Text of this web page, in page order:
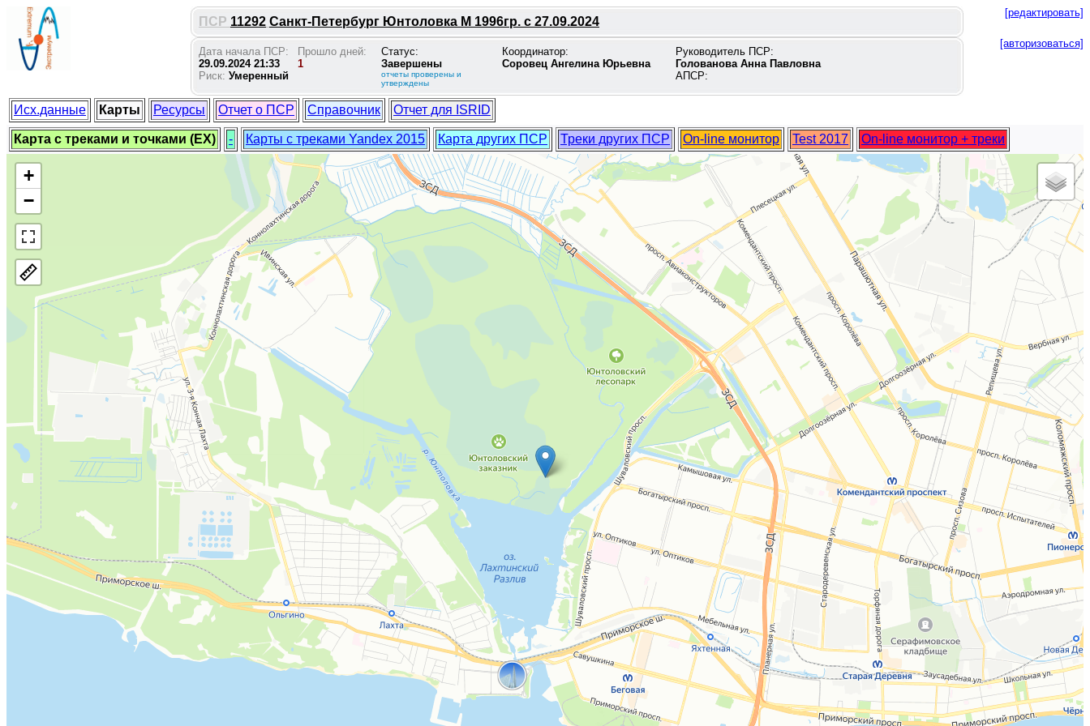
ПСР 11292 Санкт-Петербург Юнтоловка М 1996гр. с 27.09.2024
[редактировать]
Дата начала ПСР:
29.09.2024 21:33
Риск: Умеренный
Прошло дней:
1
Статус:
Завершены
отчеты проверены и
утверждены
Координатор:
Соровец Ангелина Юрьевна
Руководитель ПСР:
Голованова Анна Павловна
АПСР:
[авторизоваться]
Исх.данные Карты Ресурсы Отчет о ПСР Справочник Отчет для ISRID
Карта с треками и точками (EX) - Карты с треками Yandex 2015 Карта других ПСР Треки других ПСР On-line монитор Test 2017 On-line монитор + треки
+
−